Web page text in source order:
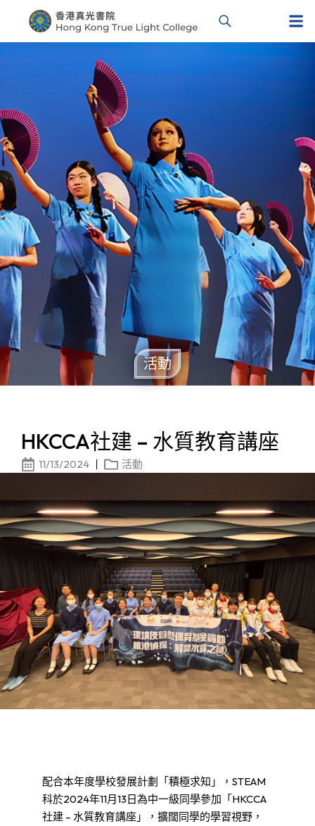
活動
HKCCA社建 – 水質教育講座
11/13/2024 活動
配合本年度學校發展計劃「積極求知」，STEAM
科於2024年11月13日為中一級同學參加「HKCCA
社建 – 水質教育講座」，擴闊同學的學習視野，